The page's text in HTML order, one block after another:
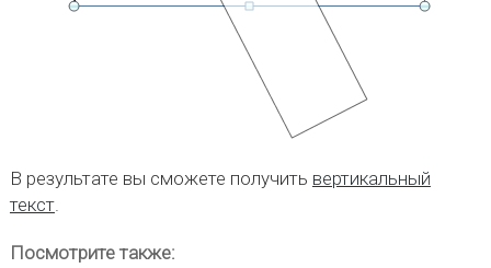
В результате вы сможете получить вертикальный
текст.
Посмотрите также: